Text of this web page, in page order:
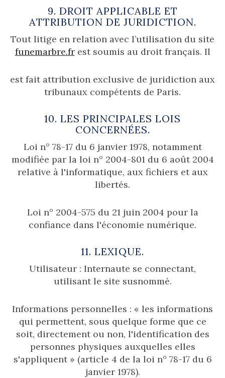
9. DROIT APPLICABLE ET
ATTRIBUTION DE JURIDICTION.
Tout litige en relation avec l’utilisation du site
funemarbre.frest soumis au droit français. Il
est fait attribution exclusive de juridiction aux
tribunaux compétents de Paris.
10. LES PRINCIPALES LOIS
CONCERNÉES.
Loi n° 78-17 du 6 janvier 1978, notamment
modifiée par la loi n° 2004-801 du 6 août 2004
relative à l'informatique, aux fichiers et aux
libertés.
Loi n° 2004-575 du 21 juin 2004 pour la
confiance dans l'économie numérique.
11. LEXIQUE.
Utilisateur : Internaute se connectant,
utilisant le site susnommé.
Informations personnelles : « les informations
qui permettent, sous quelque forme que ce
soit, directement ou non, l'identification des
personnes physiques auxquelles elles
s'appliquent » (article 4 de la loi n° 78-17 du 6
janvier 1978).